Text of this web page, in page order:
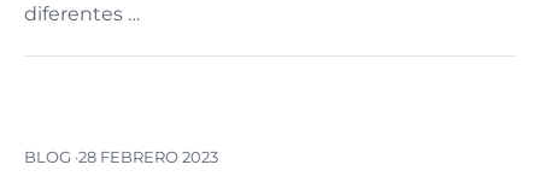
diferentes …
BLOG ·28 FEBRERO 2023